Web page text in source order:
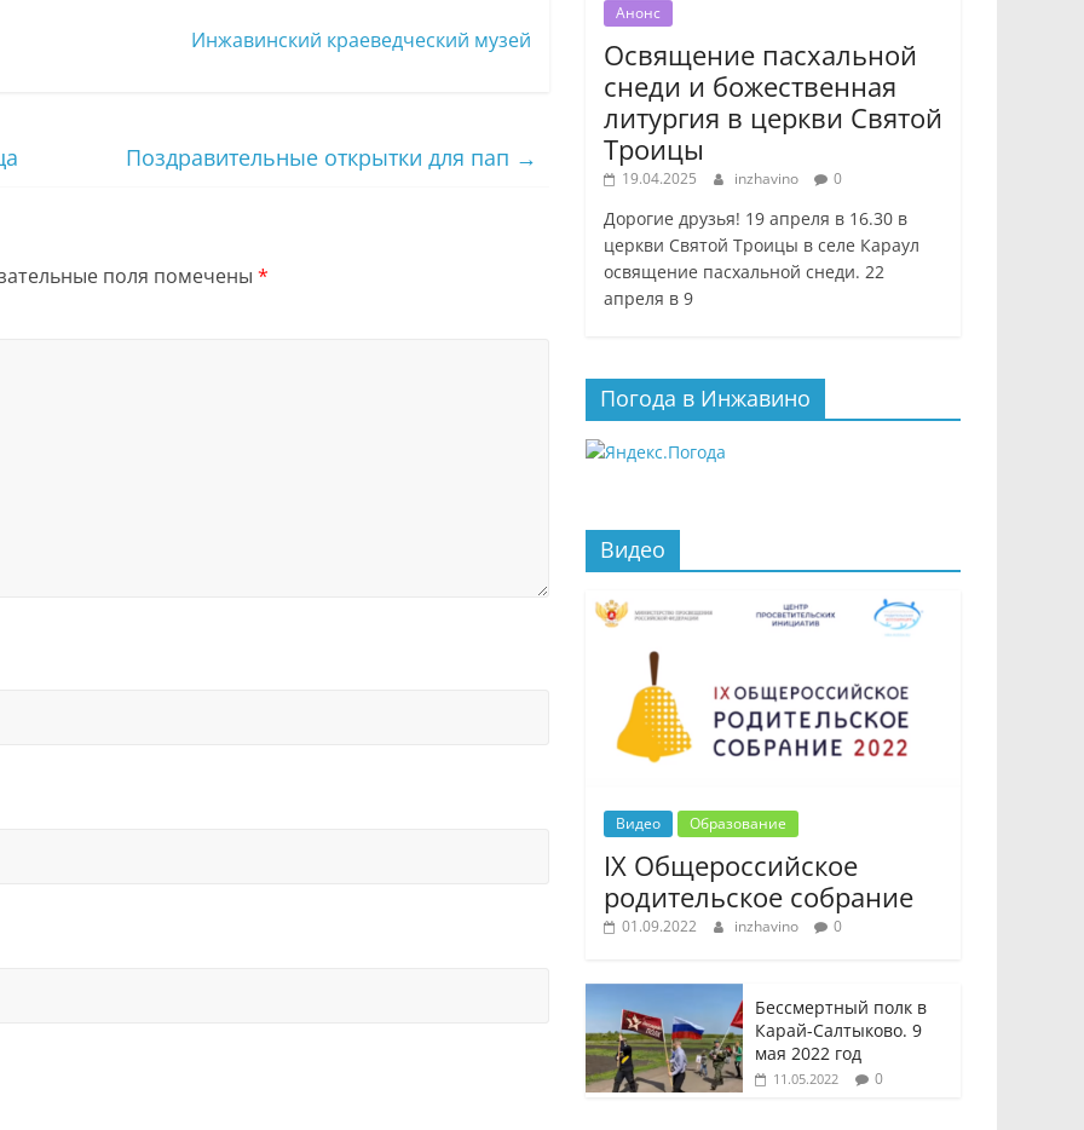
Инжавинский краеведческий музей
Поздравительные открытки для пап →
поля помечены *
Анонс
Освящение пасхальной
снеди и божественная
литургия в церкви Святой
Троицы
19.04.2025 inzhavino 0
Дорогие друзья! 19 апреля в 16.30 в
церкви Святой Троицы в селе Караул
освящение пасхальной снеди. 22
апреля в 9
Погода в Инжавино
Видео
Видео Образование
IX Общероссийское
родительское собрание
01.09.2022 inzhavino 0
Бессмертный полк в
Карай-Салтыково. 9
мая 2022 год
11.05.2022 0